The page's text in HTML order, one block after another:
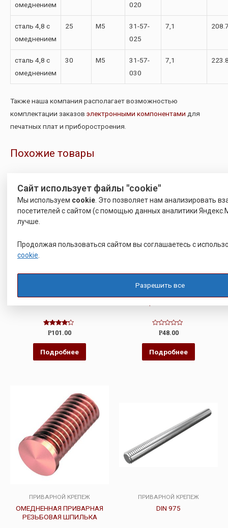
омеднением
020
сталь 4,8 с
омеднением
25 М5
31-57-
025
7,1
сталь 4,8 с
омеднением
30 М5
31-57-
030
7,1
Также наша компания располагает возможностью
комплектации заказов электронными компонентами для
печатных плат и приборостроения.
Похожие товары
Оценка
4.00
из 5
Р101.00
Подробнее
ПРИВАРНОЙ КРЕПЕЖ
Оценка
из
Р48.00
Подробнее
ПРИВАРНОЙ КРЕПЕЖ
ОМЕДНЕННАЯ ПРИВАРНАЯ
РЕЗЬБОВАЯ ШПИЛЬКА
ПРИВАРНОЙ КРЕПЕЖ
DIN 975
Сайт использует файлы "cookie"
Мы используем cookie . Это позволяет нам анализировать
посетителей с сайтом (с помощью данных аналитики
лучше.
Продолжая пользоваться сайтом вы соглашаетесь с
cookie
Разрешить все